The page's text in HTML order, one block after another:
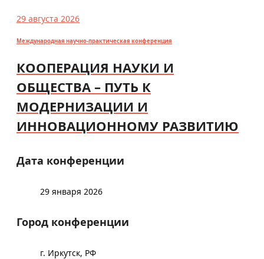
29 августа 2026
Международная научно-практическая конференция
КООПЕРАЦИЯ НАУКИ И
ОБЩЕСТВА – ПУТЬ К
МОДЕРНИЗАЦИИ И
ИННОВАЦИОННОМУ РАЗВИТИЮ
Дата конференции
29 января 2026
Город конференции
г. Иркутск, РФ